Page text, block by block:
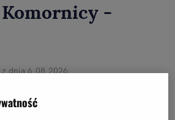
-
dnia 6.08.2026
Syndycy i Komornicy